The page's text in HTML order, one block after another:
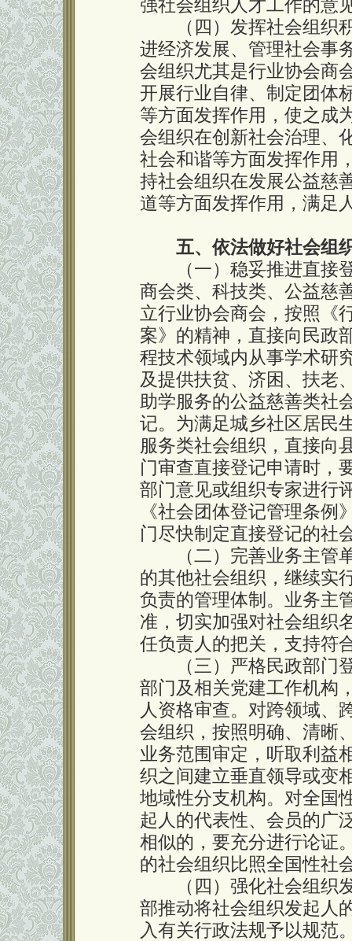
强社会组织人才工作的意
（四）发挥社会组织积
进经济发展、管理社会事
会组织尤其是行业协会商
开展行业自律、制定团体
等方面发挥作用，使之成
会组织在创新社会治理、
社会和谐等方面发挥作用
持社会组织在发展公益慈
道等方面发挥作用，满足
五、依法做好社会组
（一）稳妥推进直接登
商会类、科技类、公益慈
立行业协会商会，按照《
案》的精神，直接向民政
程技术领域内从事学术研
及提供扶贫、济困、扶老
助学服务的公益慈善类社
记。为满足城乡社区居民
服务类社会组织，直接向
门审查直接登记申请时，
部门意见或组织专家进行
《社会团体登记管理条
门尽快制定直接登记的社
（二）完善业务主管单
的其他社会组织，继续实
负责的管理体制。业务主
准，切实加强对社会组织
任负责人的把关，支持符
（三）严格民政部门登
部门及相关党建工作机构
人资格审查。对跨领域、
会组织，按照明确、清晰
业务范围审定，听取利益
织之间建立垂直领导或变
地域性分支机构。对全国
起人的代表性、会员的广
相似的，要充分进行论证
的社会组织比照全国性社
（四）强化社会组织发
部推动将社会组织发起人
入有关行政法规予以规范